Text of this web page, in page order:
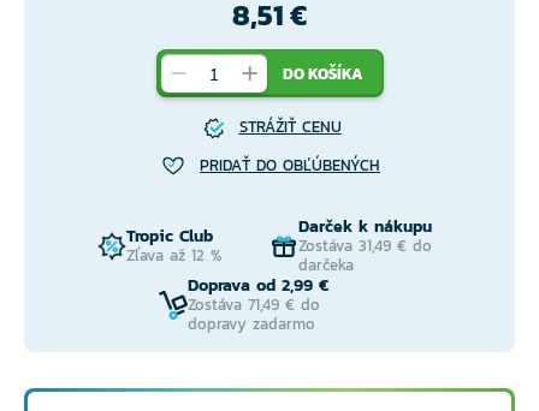
8,51 €
DO KOŠÍKA
STRÁŽIŤ CENU
PRIDAŤ DO OBĽÚBENÝCH
Tropic Club
Zľava až 12 %
Darček k nákupu
Zostáva 31,49 € do
darčeka
Doprava od 2,99 €
Zostáva 71,49 € do
dopravy zadarmo